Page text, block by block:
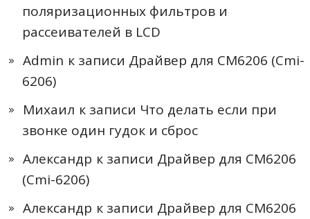
поляризационных фильтров и
рассеивателей в LCD
Admin к записи Драйвер для CM6206 (Cmi-
6206)
Михаил к записи Что делать если при
звонке один гудок и сброс
Александр к записи Драйвер для CM6206
(Cmi-6206)
Александр к записи Драйвер для CM6206